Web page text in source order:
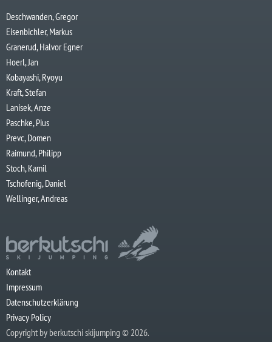
Deschwanden, Gregor
Eisenbichler, Markus
Granerud, Halvor Egner
Hoerl, Jan
Kobayashi, Ryoyu
Kraft, Stefan
Lanisek, Anze
Paschke, Pius
Prevc, Domen
Raimund, Philipp
Stoch, Kamil
Tschofenig, Daniel
Wellinger, Andreas
Kontakt
Impressum
Datenschutzerklärung
Privacy Policy
Copyright by berkutschi skijumping © 2026.